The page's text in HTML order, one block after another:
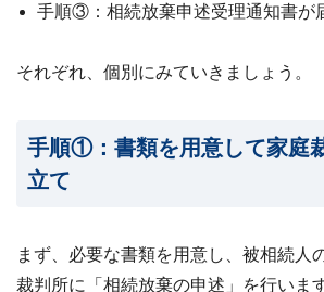
手順③：相続放棄申述受理通知書が
それぞれ、個別にみていきましょう。
手順①：書類を用意して家庭
立て
まず、必要な書類を用意し、被相続人
裁判所に「相続放棄の申述」を行いま